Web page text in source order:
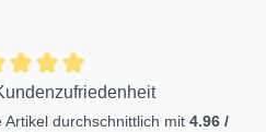
durchschnittlich mit 4.96 /